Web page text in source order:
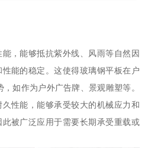
，能够抵抗紫外线、风雨等自然因
能的稳定。这使得玻璃钢平板在户
如作为户外广告牌、景观雕塑等。
性能，能够承受较大的机械应力和
被广泛应用于需要长期承受重载或